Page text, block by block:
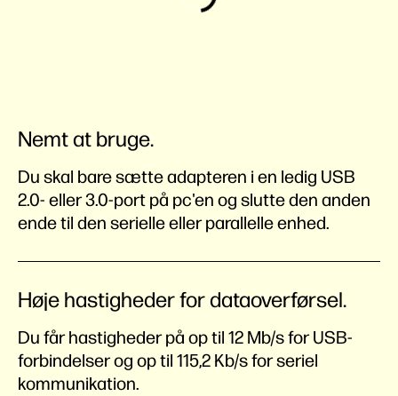
Nemt at bruge.
Du skal bare sætte adapteren i en ledig USB
2.0- eller 3.0-port på pc'en og slutte den anden
ende til den serielle eller parallelle enhed.
Høje hastigheder for dataoverførsel.
Du får hastigheder på op til 12 Mb/s for USB-
forbindelser og op til 115,2 Kb/s for seriel
kommunikation.